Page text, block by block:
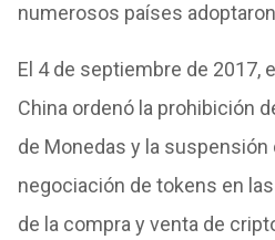
numerosos países
El 4 de septiembre de 2017,
China ordenó la prohibición
de Monedas y la
negociación de tokens en
de la compra y venta de